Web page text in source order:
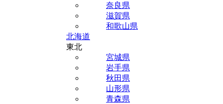
奈良県
滋賀県
和歌山県
北海道
東北
宮城県
岩手県
秋田県
山形県
青森県